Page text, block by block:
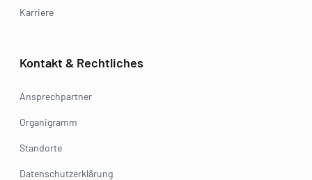
Karriere
Kontakt & Rechtliches
Ansprechpartner
Organigramm
Standorte
Datenschutzerklärung